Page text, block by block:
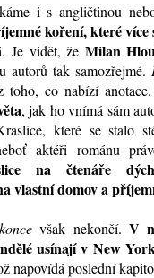
i s angličtinou
koření, které více
Je vidět, že Milan
autorů tak samozřejmé.
toho, co nabízí
, jak ho vnímá sám
které se stalo
aktéři románu
na čtenáře
vlastní domov a
však nekončí. V
usínají v New
napovídá poslední